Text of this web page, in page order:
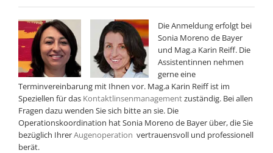
Die Anmeldung erfolgt bei
Sonia Moreno de Bayer
und Mag.a Karin Reiff. Die
Assistentinnen nehmen
gerne eine
Terminvereinbarung mit Ihnen vor. Mag.a Karin Reiff ist im
Speziellen für das Kontaktlinsenmanagementzuständig. Bei allen
Fragen dazu wenden Sie sich bitte an sie. Die
Operationskoordination hat Sonia Moreno de Bayer über, die Sie
bezüglich IhrerAugenoperation vertrauensvoll und professionell
berät.